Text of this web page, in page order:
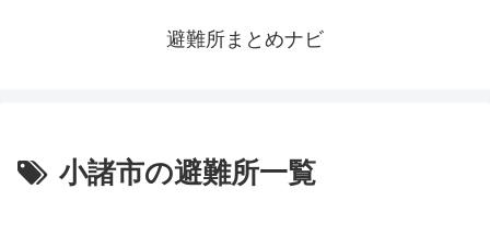
避難所まとめナビ
小諸市の避難所一覧